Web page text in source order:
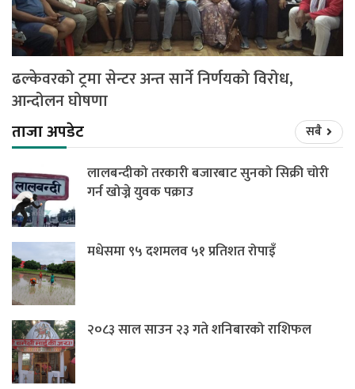
ढल्केवरको ट्रमा सेन्टर अन्त सार्ने निर्णयको विरोध,
आन्दोलन घोषणा
ताजा अपडेट
सबै
लालबन्दीको तरकारी बजारबाट सुनको सिक्री चोरी
गर्न खोज्ने युवक पक्राउ
मधेसमा ९५ दशमलव ५१ प्रतिशत रोपाइँ
२०८३ साल साउन २३ गते शनिबारको राशिफल